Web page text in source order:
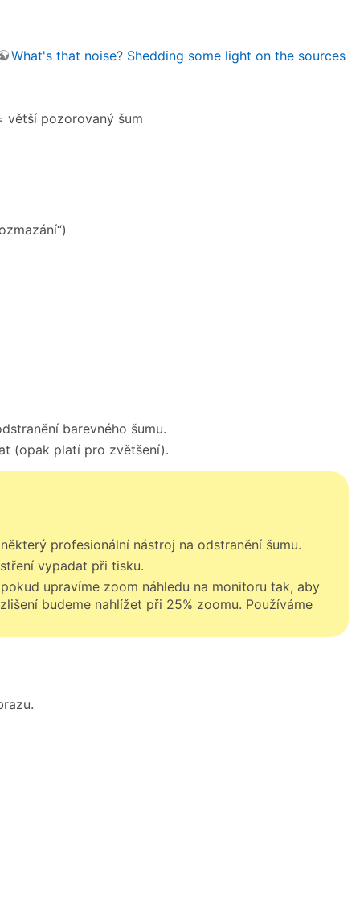
What's that noise? Shedding some light on the sources
větší pozorovaný šum
barevného šumu.
(opak platí pro zvětšení).
profesionální nástroj na odstranění šumu.
vypadat při tisku.
upravíme zoom náhledu na monitoru tak, aby
budeme nahlížet při 25% zoomu. Používáme